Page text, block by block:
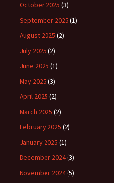
October 2025 (3)
September 2025 (1)
August 2025 (2)
July 2025 (2)
June 2025 (1)
May 2025 (3)
April 2025 (2)
March 2025 (2)
February 2025 (2)
January 2025 (1)
December 2024(3)
November 2024(5)